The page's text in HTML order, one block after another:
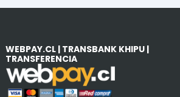
WEBPAY.CL | TRANSBANK KHIPU |
TRANSFERENCIA